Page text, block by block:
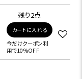
残り2点
カートに入れる
今だけクーポン利
用で10%OFF